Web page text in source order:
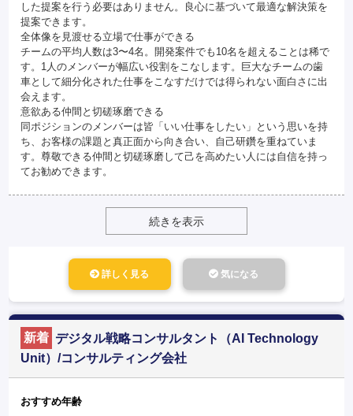
した提案を行う必要はありません。良心に基づいて最適な解決策を
提案できます。
全体像を見渡せる立場で仕事ができる
チームの平均人数は3〜4名。開発案件でも10名を超えることは稀で
す。1人のメンバーが幅広い役割をこなします。巨大なチームの歯
車として細分化された仕事をこなすだけでは得られない面白さに出
会えます。
意欲ある仲間と切磋琢磨できる
同ポジションのメンバーは皆「いい仕事をしたい」という思いを持
ち、お客様の課題と真正面から向き合い、自己研鑽を重ねていま
す。尊敬できる仲間と切磋琢磨して己を高めたい人には自信を持っ
てお勧めできます。
続きを表示
詳しく見る 気になる
新着 デジタル戦略コンサルタント（AI Technology
Unit）/コンサルティング会社
おすすめ年齢